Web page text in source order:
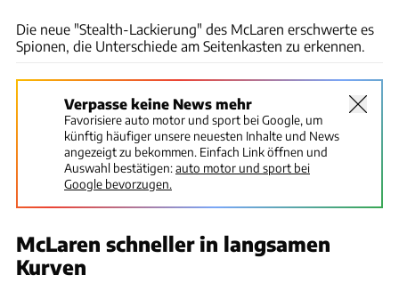
Die neue "Stealth-Lackierung" des McLaren erschwerte es
Spionen, die Unterschiede am Seitenkasten zu erkennen.
Verpasse keine News mehr
Favorisiere auto motor und sport bei Google, um
künftig häufiger unsere neuesten Inhalte und News
angezeigt zu bekommen. Einfach Link öffnen und
Auswahl bestätigen:auto motor und sport bei
Google bevorzugen.
McLaren schneller in langsamen
Kurven